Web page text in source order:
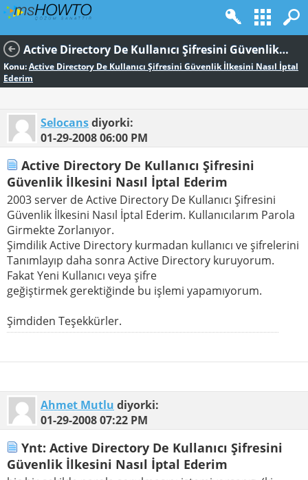
Active Directory De Kullanıcı Şifresini Güvenlik İlkesini Nasıl İptal Ederim
Konu:Active Directory De Kullanıcı Şifresini Güvenlik İlkesini Nasıl İptal
Ederim
Selocansdiyorki:
01-29-200806:00 PM
Active Directory De Kullanıcı Şifresini
Güvenlik İlkesini Nasıl İptal Ederim
2003 server de Active Directory De Kullanıcı Şifresini
Güvenlik İlkesini Nasıl İptal Ederim. Kullanıcılarım Parola
Girmekte Zorlanıyor.
Şimdilik Active Directory kurmadan kullanıcı ve şifrelerini
Tanımlayıp daha sonra Active Directory kuruyorum.
Fakat Yeni Kullanıcı veya şifre
geğiştirmek gerektiğinde bu işlemi yapamıyorum.
Şimdiden Teşekkürler.
Ahmet Mutlu diyorki:
01-29-200807:22 PM
Ynt: Active Directory De Kullanıcı Şifresini
Güvenlik İlkesini Nasıl İptal Ederim